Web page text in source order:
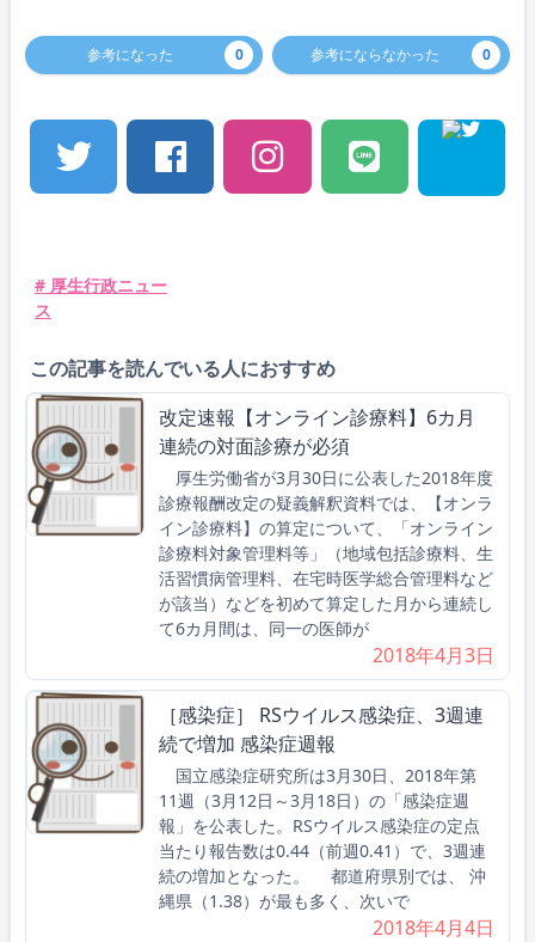
参考になった 0 参考にならなかった 0
# 厚生行政ニュー
ス
この記事を読んでいる人におすすめ
改定速報【オンライン診療料】6カ月
連続の対面診療が必須
厚生労働省が3月30日に公表した2018年度
診療報酬改定の疑義解釈資料では、【オンラ
イン診療料】の算定について、「オンライン
診療料対象管理料等」（地域包括診療料、生
活習慣病管理料、在宅時医学総合管理料など
が該当）などを初めて算定した月から連続し
て6カ月間は、同一の医師が
2018年4月3日
［感染症］ RSウイルス感染症、3週連
続で増加 感染症週報
国立感染症研究所は3月30日、2018年第
11週（3月12日～3月18日）の「感染症週
報」を公表した。RSウイルス感染症の定点
当たり報告数は0.44（前週0.41）で、3週連
続の増加となった。 都道府県別では、 沖
縄県（1.38）が最も多く、次いで
2018年4月4日